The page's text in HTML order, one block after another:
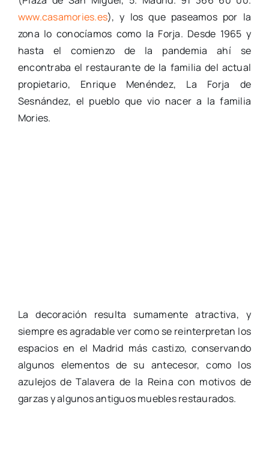
www.casamories.es), y los que paseamos por la
zona lo conocíamos como la Forja. Desde 1965 y
hasta el comienzo de la pandemia ahí se
encontraba el restaurante de la familia del actual
propietario, Enrique Menéndez, La Forja de
Sesnández, el pueblo que vio nacer a la familia
Mories.
La decoración resulta sumamente atractiva, y
siempre es agradable ver como se reinterpretan los
espacios en el Madrid más castizo, conservando
algunos elementos de su antecesor, como los
azulejos de Talavera de la Reina con motivos de
garzas y algunos antiguos muebles restaurados.